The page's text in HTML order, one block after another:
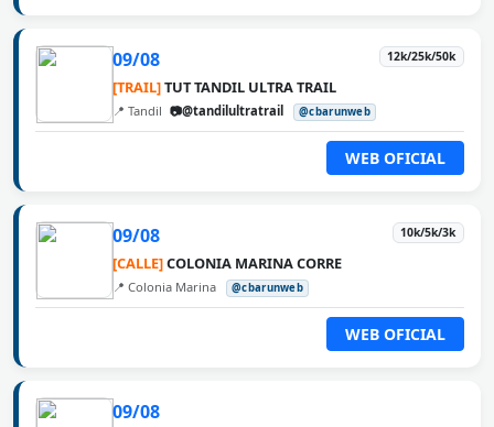
09/08 12k/25k/50k
[TRAIL]TUT TANDIL ULTRA TRAIL
📍 Tandil 📷@tandilultratrail @cbarunweb
WEB OFICIAL
09/08 10k/5k/3k
[CALLE]COLONIA MARINA CORRE
📍 Colonia Marina @cbarunweb
WEB OFICIAL
09/08